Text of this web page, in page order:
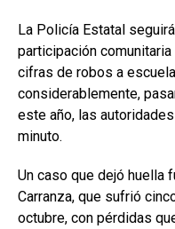
La Policía Estatal
participación
cifras de robos a
considerablemente,
este año, las
minuto.
Un caso que dejó huella
Carranza, que sufrió
octubre, con pérdidas